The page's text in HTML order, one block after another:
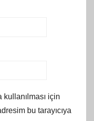
için
bu tarayıcıya